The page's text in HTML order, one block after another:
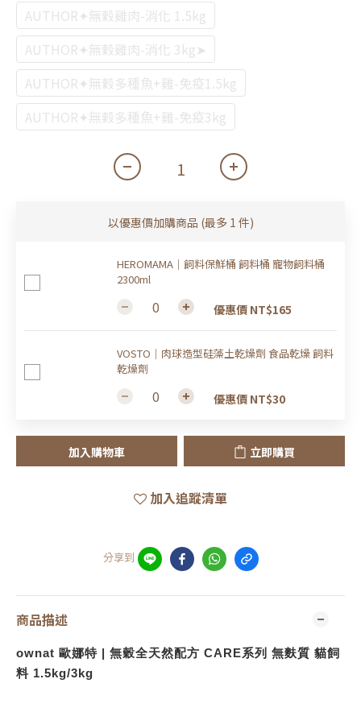
AUTHOR✦無穀雞肉-消化 1.5kg
AUTHOR✦無穀雞肉-消化 3kg➤
AUTHOR✦無穀多種魚+雞-免疫1.5kg
AUTHOR✦無穀多種魚+雞-免疫3kg
以優惠價加購商品 (最多 1 件)
HEROMAMA｜飼料保鮮桶 飼料桶 寵物飼料桶
2300ml
優惠價 NT$165
VOSTO｜肉球造型硅藻土乾燥劑 食品乾燥 飼料
乾燥劑
優惠價 NT$30
加入購物車 立即購買
加入追蹤清單
分享到
商品描述
ownat 歐娜特 | 無穀全天然配方 CARE系列 無麩質 貓飼
料 1.5kg/3kg